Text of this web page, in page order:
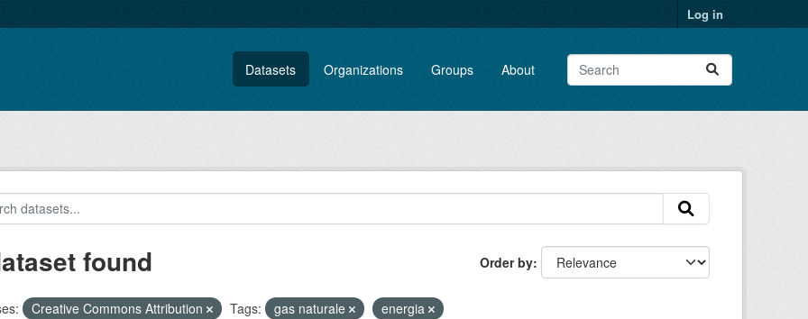
Log in
Datasets Organizations Groups About
Order by
found
Creative Commons Attribution Tags: gas naturale
energia